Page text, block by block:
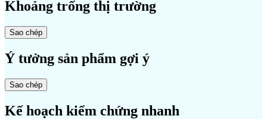
Khoảng trống thị trường
Sao chép
Ý tưởng sản phẩm gợi ý
Sao chép
Kế hoạch kiểm chứng nhanh